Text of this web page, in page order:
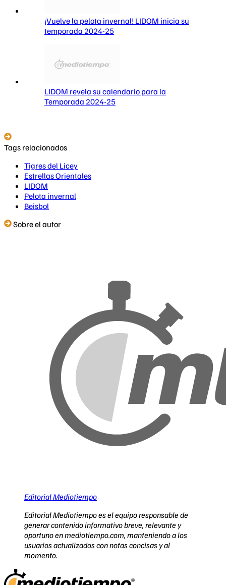
¡Vuelve la pelota invernal! LIDOM inicia su
temporada 2024-25
LIDOM revela su calendario para la
Temporada 2024-25
Tags relacionados
Tigres del Licey
Estrellas Orientales
LIDOM
Pelota invernal
Beisbol
Sobre el autor
Editorial Mediotiempo
Editorial Mediotiempo es el equipo responsable de
generar contenido informativo breve, relevante y
oportuno en mediotiempo.com, manteniendo a los
usuarios actualizados con notas concisas y al
momento.